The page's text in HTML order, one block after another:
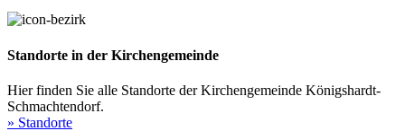
Standorte in der Kirchengemeinde
Hier finden Sie alle Standorte der Kirchengemeinde Königshardt-
Schmachtendorf.
» Standorte